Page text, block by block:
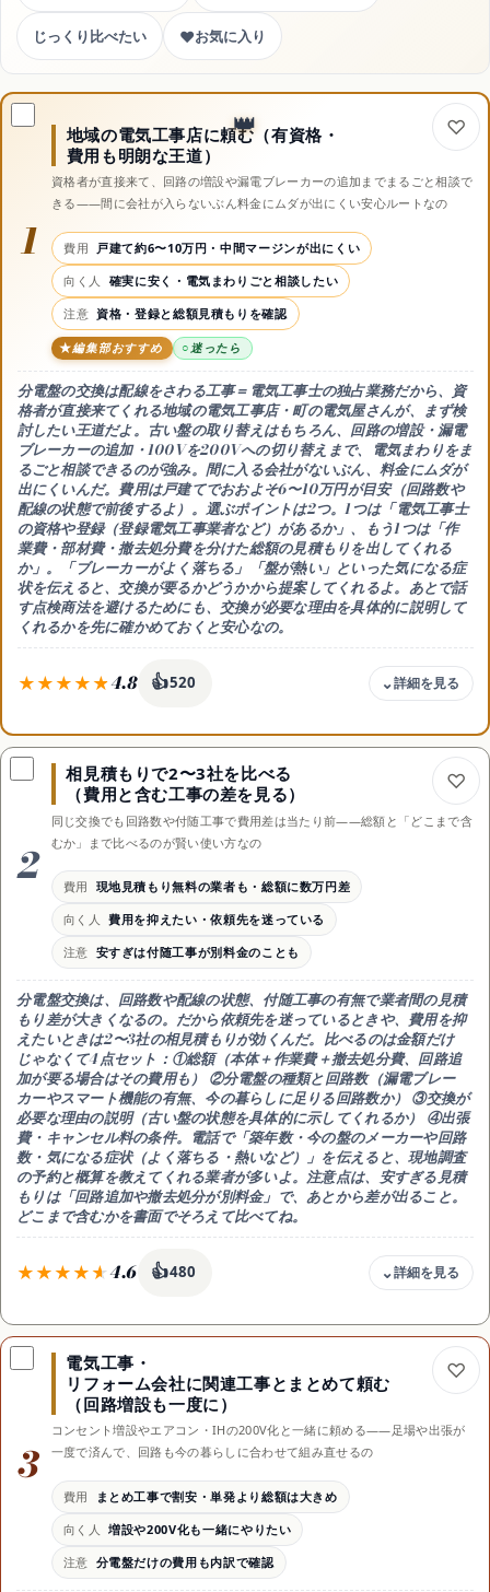
じっくり比べたい ♥お気に入り
1
地域の電気工事店に頼む（有資格・
費用も明朗な王道）
資格者が直接来て、回路の増設や漏電ブレーカーの追加までまるごと相談で
きる——間に会社が入らないぶん料金にムダが出にくい安心ルートなの
費用
戸建て約6〜10万円・中間マージンが出にくい
向く人
確実に安く・電気まわりごと相談したい
注意 資格・登録と総額見積もりを確認
編集部おすすめ 迷ったら
分電盤の交換は配線をさわる工事＝ 電気工事士の独占業務だから、資
格者が直接来てくれる地域の電気工事店・町の電気屋さんが、まず検
討したい王道だよ。古い盤の取り替えはもちろん、 回路の増設・漏電
ブレーカーの追加・100Vを200Vへの切り替え まで、電気まわりをま
るごと相談できるのが強み。間に入る会社がないぶん、料金にムダが
出にくいんだ。費用は戸建てでおおよそ6〜10万円が目安（回路数や
配線の状態で前後するよ）。選ぶポイントは2つ。1つは「電気工事士
の資格や登録（登録電気工事業者など）があるか」 、もう1つは「作
業費・部材費・撤去処分費を分けた総額の見積もりを出してくれる
か」 。「ブレーカーがよく落ちる」「盤が熱い」といった気になる症
状を伝えると、交換が要るかどうかから提案してくれるよ。あとで話
す点検商法を避けるためにも、 交換が必要な理由を具体的に説明して
くれるかを先に確かめておくと安心なの。
4.8 👍520
費用
戸建て約6〜10万円・中間マージンが出にくく明朗
向く人
確実に安く・電気まわりをまるごと相談したい人
効果
交換に加え回路増設や漏電ブレーカー追加も一括
時期
半日〜1日・症状が出たら早めに現地調査を依頼
電気工事士の資格・登録と総額見積もりを確認
2
相見積もりで2〜3社を比べる
（費用と含む工事の差を見る）
同じ交換でも回路数や付随工事で費用差は当たり前——総額と「どこまで含
むか」まで比べるのが賢い使い方なの
費用 現地見積もり無料の業者も・総額に数万円差
向く人
費用を抑えたい・依頼先を迷っている
注意 安すぎは付随工事が別料金のことも
分電盤交換は、 回路数や配線の状態、付随工事の有無で業者間の見積
もり差が大きくなるの。だから依頼先を迷っているときや、費用を抑
えたいときは2〜3社の相見積もりが効くんだ。比べるのは金額だけ
じゃなくて4点セット ：①総額（本体＋作業費＋撤去処分費、回路追
加が要る場合はその費用も） ②分電盤の種類と回路数（漏電ブレー
カーやスマート機能の有無、今の暮らしに足りる回路数か） ③交換が
必要な理由の説明（古い盤の状態を具体的に示してくれるか） ④出張
費・キャンセル料の条件。電話で「築年数・今の盤のメーカーや回路
数・気になる症状（よく落ちる・熱いなど）」を伝えると、現地調査
の予約と概算を教えてくれる業者が多いよ。注意点は、 安すぎる見積
もりは「回路追加や撤去処分が別料金」 で、あとから差が出ること。
どこまで含むかを書面でそろえて比べてね。
4.6 👍480
費用
現地見積もり無料の業者も・総額に数万円差が出る
向く人
費用を抑えたい人・依頼先や盤の種類を迷う人
効果
総額・回路数・交換理由の説明をまとめて比較
時期
急ぎでなければ早めに・2〜3社で比べると安心
安すぎは回路追加や撤去処分が別料金のことも
3
電気工事・
リフォーム会社に関連工事とまとめて頼む
（回路増設も一度に）
コンセント増設やエアコン・IHの200V化と一緒に頼める——足場や出張が
一度で済んで、回路も今の暮らしに合わせて組み直せるの
費用
まとめ工事で割安・単発より総額は大きめ
向く人
増設や200V化も一緒にやりたい
注意 分電盤だけの費用も内訳で確認